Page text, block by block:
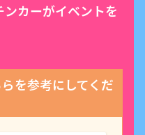
カーがイベントを
を参考にしてくだ